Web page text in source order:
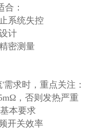
：
系统失控
计
密测量
求时，重点关注：
，否则发热严重
本要求
开关效率